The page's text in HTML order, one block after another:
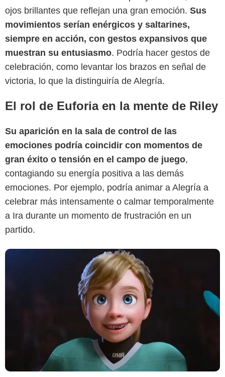
ojos brillantes que reflejan una gran emoción. Sus
movimientos serían enérgicos y saltarines,
siempre en acción, con gestos expansivos que
muestran su entusiasmo. Podría hacer gestos de
celebración, como levantar los brazos en señal de
victoria, lo que la distinguiría de Alegría.
El rol de Euforia en la mente de Riley
Su aparición en la sala de control de las
emociones podría coincidir con momentos de
gran éxito o tensión en el campo de juego,
contagiando su energía positiva a las demás
emociones. Por ejemplo, podría animar a Alegría a
celebrar más intensamente o calmar temporalmente
a Ira durante un momento de frustración en un
partido.
Pixar